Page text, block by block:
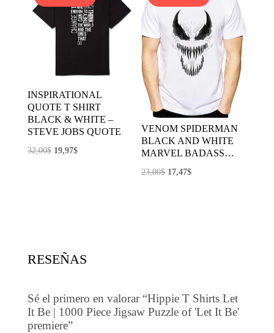
7,86$.4,33$.
INSPIRATIONAL
QUOTE T SHIRT
BLACK & WHITE –
STEVE JOBS QUOTE
32,00$ El
19,97$El
VENOM SPIDERMAN
BLACK AND WHITE
MARVEL BADASS…
23,00$ El
17,47$El
RESEÑAS
Sé el primero en valorar “Hippie T Shirts Let
It Be | 1000 Piece Jigsaw Puzzle of 'Let It Be'
premiere”